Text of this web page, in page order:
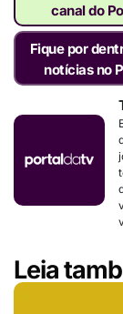
canal do
Fique por
notícias no
Leia